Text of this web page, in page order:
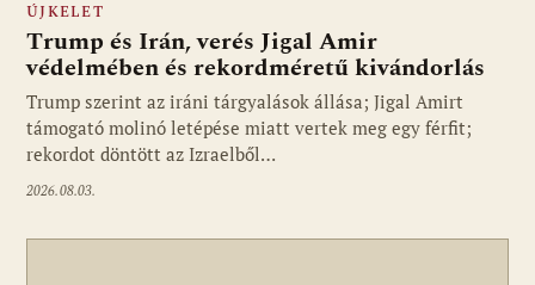
ÚJKELET
Trump és Irán, verés Jigal Amir
védelmében és rekordméretű kivándorlás
Trump szerint az iráni tárgyalások állása; Jigal Amirt
támogató molinó letépése miatt vertek meg egy férfit;
rekordot döntött az Izraelből…
2026.08.03.